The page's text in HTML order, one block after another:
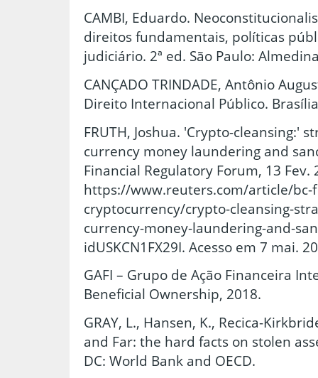
CAMBI, Eduardo.
direitos fundamentais, políticas
judiciário. 2ª ed. São Paulo:
CANÇADO TRINDADE, Antônio
Direito Internacional Público.
FRUTH, Joshua. 'Crypto-cleansing:'
currency money laundering and
Financial Regulatory Forum, 13 Fev.
https://www.reuters.com/article/bc-
cryptocurrency/crypto-cleansing-
currency-money-laundering-and-
idUSKCN1FX29I. Acesso em 7 mai.
GAFI – Grupo de Ação Financeira
Beneficial Ownership, 2018.
GRAY, L., Hansen, K., Recica-
and Far: the hard facts on stolen
DC: World Bank and OECD.